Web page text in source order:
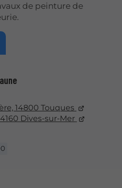
14800 Touques
Dives-sur-Mer
de peinture de